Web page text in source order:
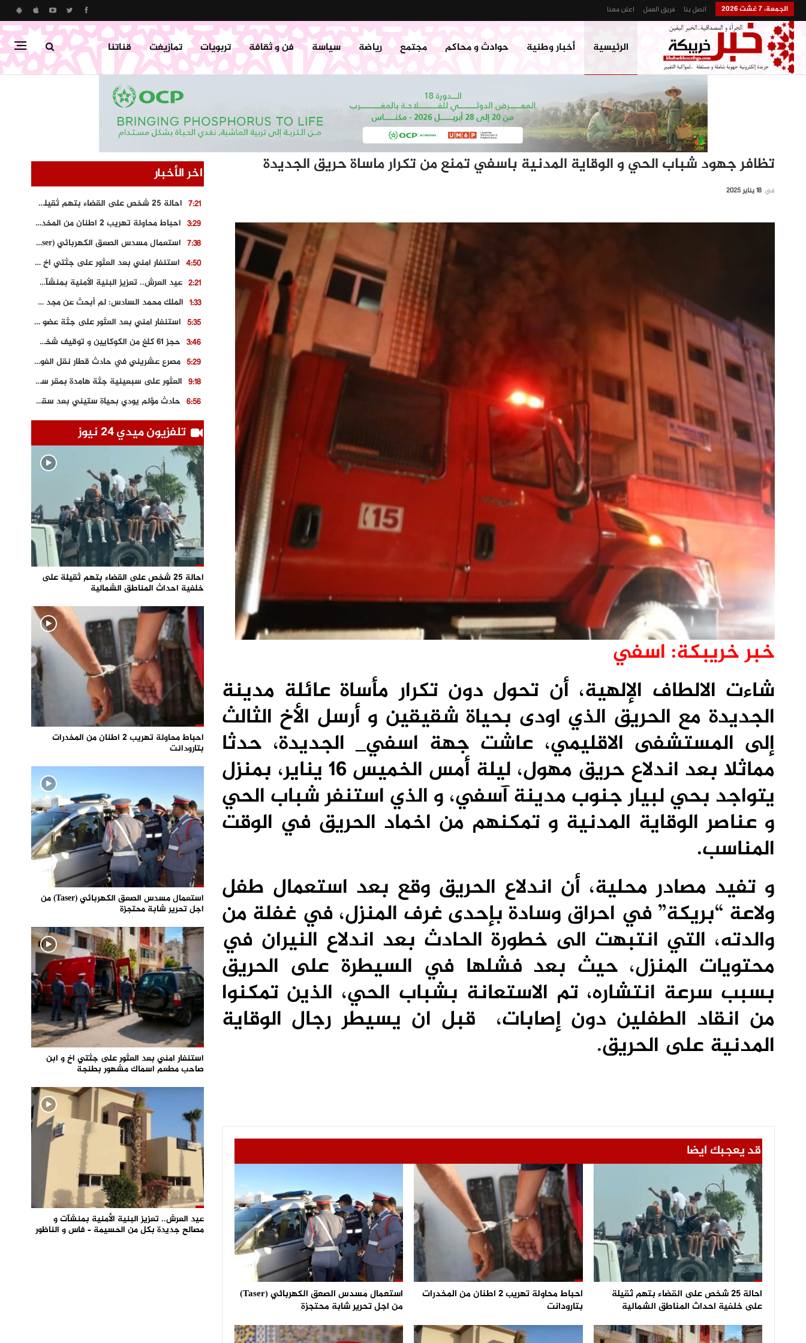
الجمعة، 7 غشت 2026 اتصل بنا فريق العمل اعلن معنا
الرئيسية أخبار وطنية حوادث و محاكم مجتمع رياضة سياسة فن و ثقافة تربويات تمازيغت قناتنا
تظافر جهود شباب الحي و الوقاية المدنية باسفي تمنع من تكرار ماساة حريق الجديدة
في 18 يناير 2025
خبر خريبكة: اسفي
شاءت الالطاف الإلهية، أن تحول دون تكرار مأساة عائلة مدينة
الجديدة مع الحريق الذي اودى بحياة شقيقين و أرسل الأخ الثالث
إلى المستشفى الاقليمي، عاشت جهة اسفي_ الجديدة، حدثا
مماثلا بعد اندلاع حريق مهول، ليلة أمس الخميس 16 يناير، بمنزل
يتواجد بحي لبيار جنوب مدينة آسفي، و الذي استنفر شباب الحي
و عناصر الوقاية المدنية و تمكنهم من اخماد الحريق في الوقت
المناسب.
و تفيد مصادر محلية، أن اندلاع الحريق وقع بعد استعمال طفل
ولاعة “بريكة” في احراق وسادة بإحدى غرف المنزل، في غفلة من
والدته، التي انتبهت الى خطورة الحادث بعد اندلاع النيران في
محتويات المنزل، حيث بعد فشلها في السيطرة على الحريق
بسبب سرعة انتشاره، تم الاستعانة بشباب الحي، الذين تمكنوا
من انقاد الطفلين دون إصابات، قبل ان يسيطر رجال الوقاية
المدنية على الحريق.
قد يعجبك ايضا
احالة 25 شخص على القضاء بتهم ثقيلة
على خلفية احداث المناطق الشمالية
احباط محاولة تهريب 2 اطنان من المخدرات
بتارودانت
استعمال مسدس الصعق الكهربائي (Taser)
من اجل تحرير شابة محتجزة
اخر الأخبار
7:21
احالة 25 شخص على القضاء بتهم ثقيلة على خلفية احداث المناطق الشمالية
3:29
احباط محاولة تهريب 2 اطنان من المخدرات بتارودانت
7:38
استعمال مسدس الصعق الكهربائي (Taser) من اجل تحرير شابة محتجزة
4:50
استنفار امني بعد العثور على جثتي اخ و ابن صاحب مطعم اسماك مشهور بطنجة
2:21
عيد العرش.. تعزيز البنية الأمنية بمنشآت و مصالح جديدة بكل من الحسيمة – فاس و الناظور
1:33
الملك محمد السادس: لم أبحث عن مجد شخصي.. وهَمي كرامة المغاربة
5:35
استنفار امني بعد العثور على جثة عضو سابق في حزب المصباح بالقنيطرة..
3:46
حجز 61 كلغ من الكوكايين و توقيف شخصين بالكركرات
5:29
مصرع عشريني في حادث قطار نقل الفوسفاط..
9:18
العثور على سبعينية جثة هامدة بمقر سكناها بمراكش
6:56
حادث مؤلم يودي بحياة ستيني بعد سقوطه في فرن تقليدي “للجير”
3:02
مصرع شابة ثلاثينية إثر سقوط سيارتها من منحدر خطير بالجرف الأصفر
3:04
6:42
العثور على جثة سبعيني مدفونة بعد أسابيع من اختفائه الغامض
4:40
تلفزيون ميدي 24 نيوز
احالة 25 شخص على القضاء بتهم ثقيلة على
خلفية احداث المناطق الشمالية
احباط محاولة تهريب 2 اطنان من المخدرات
بتارودانت
استعمال مسدس الصعق الكهربائي (Taser) من
اجل تحرير شابة محتجزة
استنفار امني بعد العثور على جثتي اخ و ابن
صاحب مطعم اسماك مشهور بطنجة
عيد العرش.. تعزيز البنية الأمنية بمنشآت و
مصالح جديدة بكل من الحسيمة – فاس و الناظور